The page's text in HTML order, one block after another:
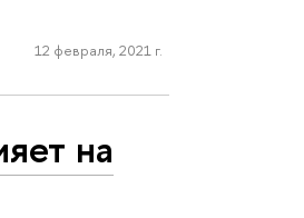
12 февраля, 2021 г.
на